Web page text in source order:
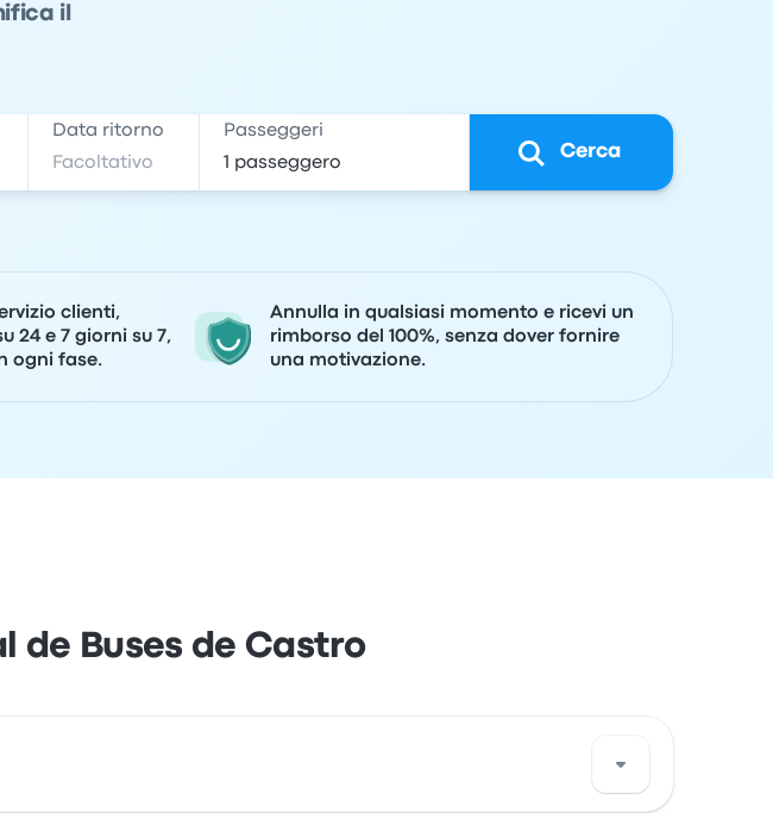
il
Data ritorno Passeggeri
Cerca
clienti,
24 e 7 giorni su 7,
ogni fase.
Annulla in qualsiasi momento e ricevi un
rimborso del 100%, senza dover fornire
una motivazione.
de Buses de Castro